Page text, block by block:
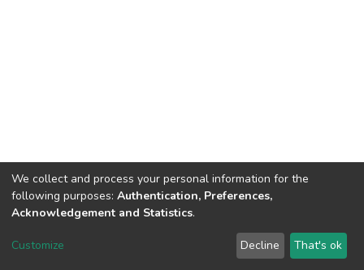
DSpace software copyright © 2002-2026 LYRASIS
Send Feedback
We collect and process your personal information for the
following purposes: Authentication, Preferences,
Acknowledgement and Statistics.
Customize Decline That's ok